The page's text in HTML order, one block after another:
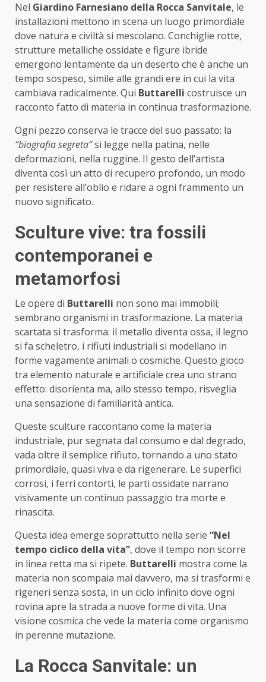
Nel Giardino Farnesiano della Rocca Sanvitale, le
installazioni mettono in scena un luogo primordiale
dove natura e civiltà si mescolano. Conchiglie rotte,
strutture metalliche ossidate e figure ibride
emergono lentamente da un deserto che è anche un
tempo sospeso, simile alle grandi ere in cui la vita
cambiava radicalmente. Qui Buttarelli costruisce un
racconto fatto di materia in continua trasformazione.
Ogni pezzo conserva le tracce del suo passato: la
“biografia segreta”si legge nella patina, nelle
deformazioni, nella ruggine. Il gesto dell’artista
diventa così un atto di recupero profondo, un modo
per resistere all’oblio e ridare a ogni frammento un
nuovo significato.
Sculture vive: tra fossili
contemporanei e
metamorfosi
Le opere di Buttarelli non sono mai immobili;
sembrano organismi in trasformazione. La materia
scartata si trasforma: il metallo diventa ossa, il legno
si fa scheletro, i rifiuti industriali si modellano in
forme vagamente animali o cosmiche. Questo gioco
tra elemento naturale e artificiale crea uno strano
effetto: disorienta ma, allo stesso tempo, risveglia
una sensazione di familiarità antica.
Queste sculture raccontano come la materia
industriale, pur segnata dal consumo e dal degrado,
vada oltre il semplice rifiuto, tornando a uno stato
primordiale, quasi viva e da rigenerare. Le superfici
corrosi, i ferri contorti, le parti ossidate narrano
visivamente un continuo passaggio tra morte e
rinascita.
Questa idea emerge soprattutto nella serie “Nel
tempo ciclico della vita”, dove il tempo non scorre
in linea retta ma si ripete. Buttarelli mostra come la
materia non scompaia mai davvero, ma si trasformi e
rigeneri senza sosta, in un ciclo infinito dove ogni
rovina apre la strada a nuove forme di vita. Una
visione cosmica che vede la materia come organismo
in perenne mutazione.
La Rocca Sanvitale: un